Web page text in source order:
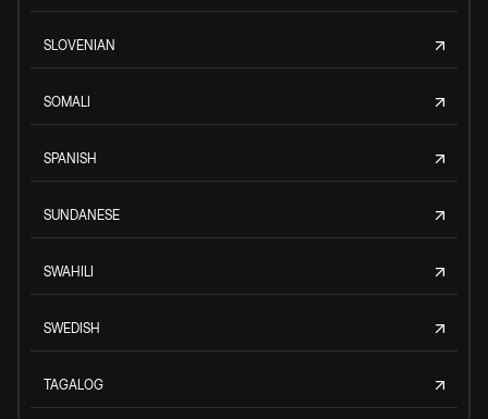
SLOVENIAN
SOMALI
SPANISH
SUNDANESE
SWAHILI
SWEDISH
TAGALOG